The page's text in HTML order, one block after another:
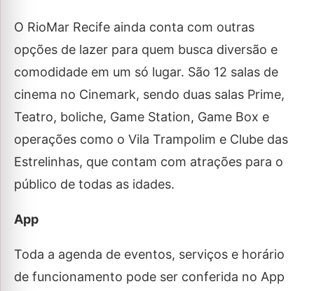
O RioMar Recife ainda conta com outras
opções de lazer para quem busca diversão e
comodidade em um só lugar. São 12 salas de
cinema no Cinemark, sendo duas salas Prime,
Teatro, boliche, Game Station, Game Box e
operações como o Vila Trampolim e Clube das
Estrelinhas, que contam com atrações para o
público de todas as idades.
App
Toda a agenda de eventos, serviços e horário
de funcionamento pode ser conferida no App